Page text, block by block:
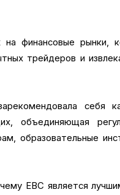
финансовые рынки,
трейдеров и
себя
объединяющая
образовательные
EBC является